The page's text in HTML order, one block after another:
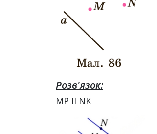
Розв'язок:
MP II NK